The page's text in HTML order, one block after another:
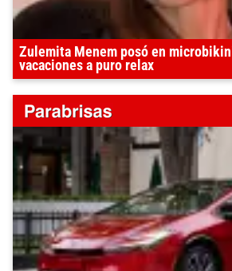
Zulemita Menem posó en
vacaciones a puro relax